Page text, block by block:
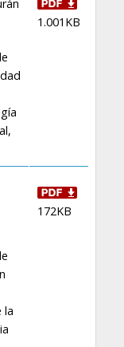
1.001KB
172KB
la